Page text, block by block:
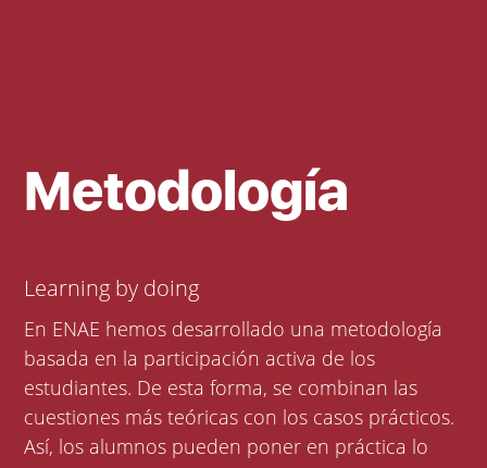
Metodología
Learning by doing
En ENAE hemos desarrollado una metodología
basada en la participación activa de los
estudiantes. De esta forma, se combinan las
cuestiones más teóricas con los casos prácticos.
Así, los alumnos pueden poner en práctica lo